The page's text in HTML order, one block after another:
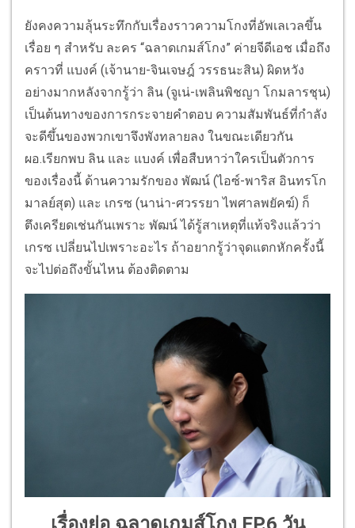
ยังคงความลุ้นระทึกกับเรื่องราวความโกงที่อัพเลเวลขึ้น
เรื่อย ๆ สำหรับ ละคร “ฉลาดเกมส์โกง” ค่ายจีดีเอช เมื่อถึง
คราวที่ แบงค์ (เจ้านาย-จินเจษฎ์ วรรธนะสิน) ผิดหวัง
อย่างมากหลังจากรู้ว่า ลิน (จูเน่-เพลินพิชญา โกมลารชุน)
เป็นต้นทางของการกระจายคำตอบ ความสัมพันธ์ที่กำลัง
จะดีขึ้นของพวกเขาจึงพังทลายลง ในขณะเดียวกัน
ผอ.เรียกพบ ลิน และ แบงค์ เพื่อสืบหาว่าใครเป็นตัวการ
ของเรื่องนี้ ด้านความรักของ พัฒน์ (ไอซ์-พาริส อินทรโก
มาลย์สุต) และ เกรซ (นาน่า-ศวรรยา ไพศาลพยัคฆ์) ก็
ตึงเครียดเช่นกันเพราะ พัฒน์ ได้รู้สาเหตุที่แท้จริงแล้วว่า
เกรซ เปลี่ยนไปเพราะอะไร ถ้าอยากรู้ว่าจุดแตกหักครั้งนี้
จะไปต่อถึงขั้นไหน ต้องติดตาม